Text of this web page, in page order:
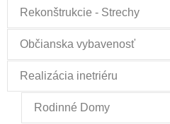
Rekonštrukcie - Strechy
Občianska vybavenosť
Realizácia inetriéru
Rodinné Domy